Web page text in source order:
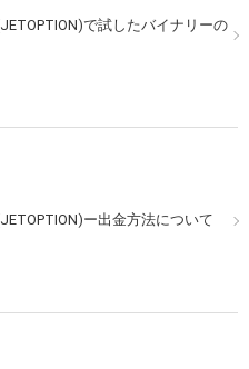
で試したバイナリーの
ー出金方法について